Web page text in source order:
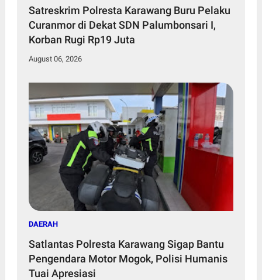
Satreskrim Polresta Karawang Buru Pelaku
Curanmor di Dekat SDN Palumbonsari I,
Korban Rugi Rp19 Juta
August 06, 2026
DAERAH
Satlantas Polresta Karawang Sigap Bantu
Pengendara Motor Mogok, Polisi Humanis
Tuai Apresiasi